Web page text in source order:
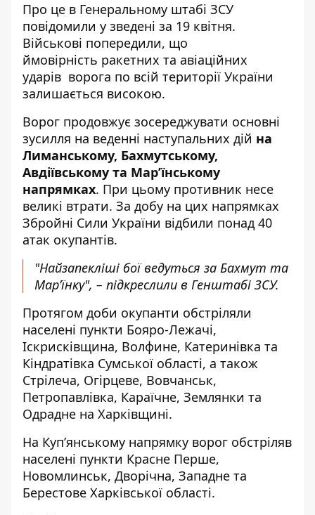
Про це в Генеральному штабі ЗСУ
повідомили у зведені за 19 квітня.
Військові попередили, що
ймовірність ракетних та авіаційних
ударів ворога по всій території України
залишається високою.
Ворог продовжує зосереджувати основні
зусилля на веденні наступальних дій на
Лиманському, Бахмутському,
Авдіївському та Мар’їнському
напрямках. При цьому противник несе
великі втрати. За добу на цих напрямках
Збройні Сили України відбили понад 40
атак окупантів.
"Найзапекліші бої ведуться за Бахмут та
Мар’їнку", – підкреслили в Генштабі ЗСУ.
Протягом доби окупанти обстріляли
населені пункти Бояро-Лежачі,
Іскрисківщина, Волфине, Катеринівка та
Кіндратівка Сумської області, а також
Стрілеча, Огірцеве, Вовчанськ,
Петропавлівка, Караїчне, Землянки та
Одрадне на Харківщині.
На Куп’янському напрямку ворог обстріляв
населені пункти Красне Перше,
Новомлинськ, Дворічна, Западне та
Берестове Харківської області.